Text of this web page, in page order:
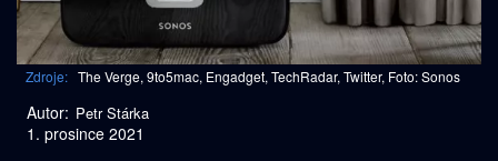
Zdroje: The Verge, 9to5mac, Engadget, TechRadar, Twitter, Foto: Sonos
Autor: Petr Stárka
1. prosince 2021